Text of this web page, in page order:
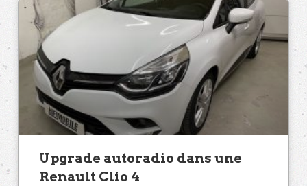
Upgrade autoradio dans une
Renault Clio 4